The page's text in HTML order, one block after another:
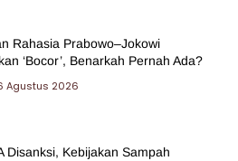
Rahasia Prabowo–Jokowi
‘Bocor’, Benarkah Pernah Ada?
Agustus 2026
Disanksi, Kebijakan Sampah